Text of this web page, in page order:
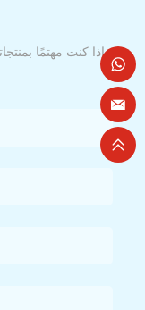
إذا كنت مهتمًا